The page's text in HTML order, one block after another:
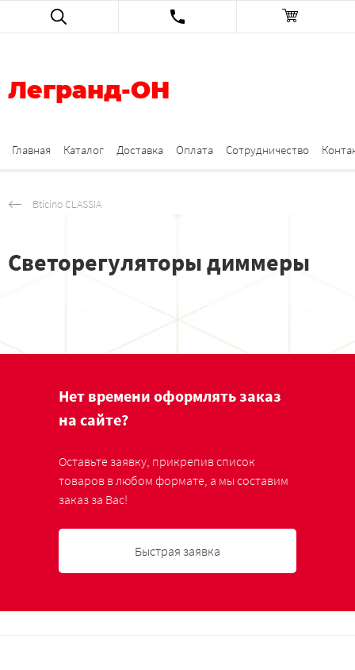
Легранд-ОН
Главная Каталог Доставка Оплата Сотрудничество
Bticino CLASSIA
Светорегуляторы диммеры
Нет времени оформлять заказ
на сайте?
Оставьте заявку, прикрепив список
товаров в любом формате, а мы составим
заказ за Вас!
Быстрая заявка